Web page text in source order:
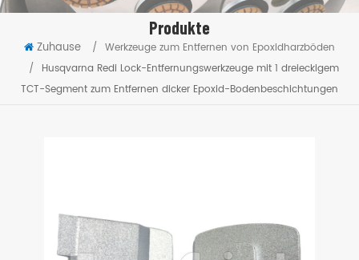
Produkte
Zuhause / Werkzeuge zum Entfernen von Epoxidharzböden
/
Husqvarna Redi Lock-Entfernungswerkzeuge mit 1 dreieckigem
TCT-Segment zum Entfernen dicker Epoxid-Bodenbeschichtungen